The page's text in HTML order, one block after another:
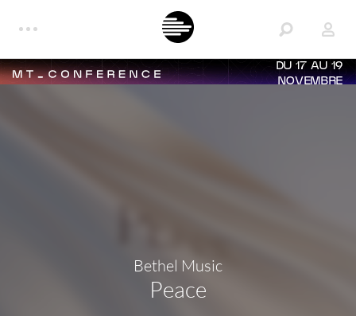
DU 17 AU 19
NOVEMBRE
Bethel Music
Peace